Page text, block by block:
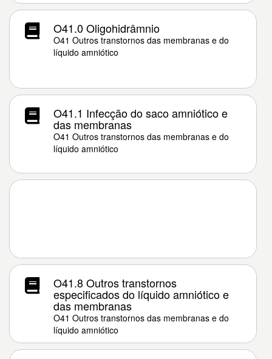
O41.0 Oligohidrâmnio
O41 Outros transtornos das membranas e do
líquido amniótico
O41.1 Infecção do saco amniótico e
das membranas
O41 Outros transtornos das membranas e do
líquido amniótico
O41.8 Outros transtornos
especificados do líquido amniótico e
das membranas
O41 Outros transtornos das membranas e do
líquido amniótico